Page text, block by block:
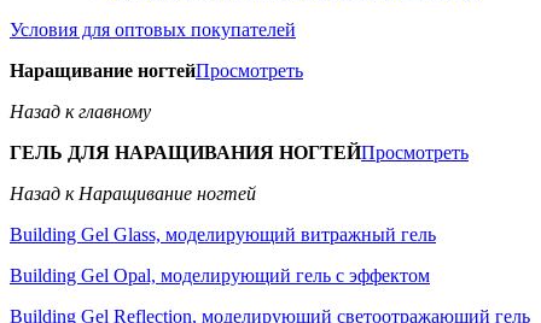
Условия для оптовых покупателей
Наращивание ногтейПросмотреть
Назад к главному
ГЕЛЬ ДЛЯ НАРАЩИВАНИЯ НОГТЕЙПросмотреть
Назад к Наращивание ногтей
Building Gel Glass, моделирующий витражный гель
Building Gel Opal, моделирующий гель с эффектом
Building Gel Reflection, моделирующий светоотражающий гель